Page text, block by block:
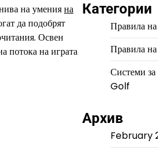
на уменияна
да подобрят
Освен
потока на играта
Категории
Правила
Правила
Системи
Golf
Архив
February